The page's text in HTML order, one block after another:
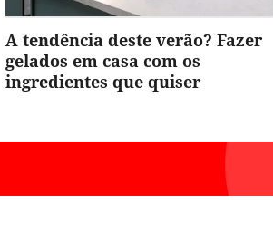
A tendência deste verão? Fazer
gelados em casa com os
ingredientes que quiser